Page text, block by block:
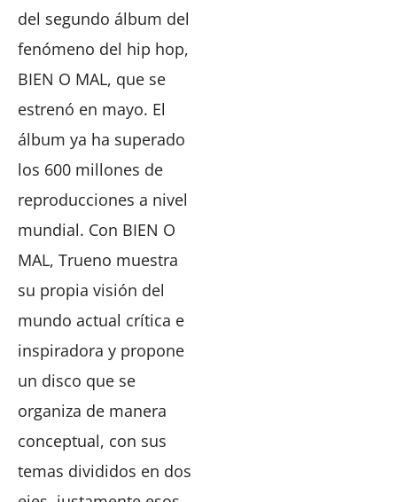
del segundo álbum del
fenómeno del hip hop,
BIEN O MAL, que se
estrenó en mayo. El
álbum ya ha superado
los 600 millones de
reproducciones a nivel
mundial. Con BIEN O
MAL, Trueno muestra
su propia visión del
mundo actual crítica e
inspiradora y propone
un disco que se
organiza de manera
conceptual, con sus
temas divididos en dos